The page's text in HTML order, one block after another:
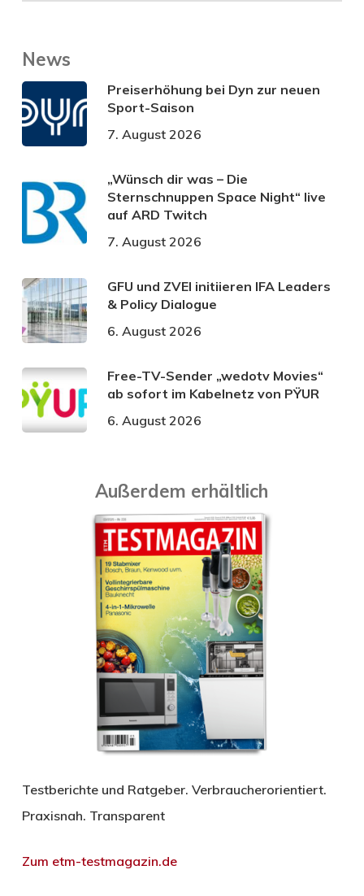
News
Preiserhöhung bei Dyn zur neuen
Sport-Saison
7. August 2026
„Wünsch dir was – Die
Sternschnuppen Space Night“ live
auf ARD Twitch
7. August 2026
GFU und ZVEI initiieren IFA Leaders
& Policy Dialogue
6. August 2026
Free-TV-Sender „wedotv Movies“
ab sofort im Kabelnetz von PŸUR
6. August 2026
Außerdem erhältlich
Testberichte und Ratgeber. Verbraucherorientiert.
Praxisnah. Transparent
Zum etm-testmagazin.de